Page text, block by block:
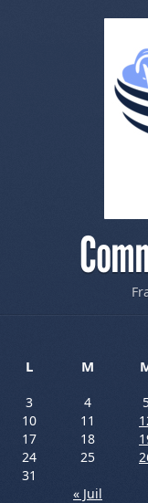
L
M
3
4
10
11
17
18
24
25
31
« Juil